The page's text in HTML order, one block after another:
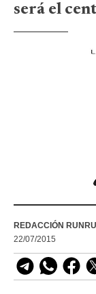
será el
REDACCIÓN
22/07/2015